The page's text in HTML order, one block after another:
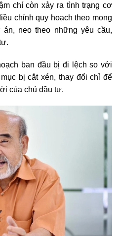
chí còn xảy ra tình trạng cơ
chỉnh quy hoạch theo mong
neo theo những yêu cầu,
ban đầu bị đi lệch so với
bị cắt xén, thay đổi chỉ để
của chủ đầu tư.